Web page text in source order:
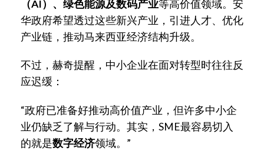
（AI）、绿色能源及数码产业等高价值领域。安
华政府希望透过这些新兴产业，引进人才、优化
产业链，推动马来西亚经济结构升级。
不过，赫奇提醒，中小企业在面对转型时往往反
应迟缓：
“政府已准备好推动高价值产业，但许多中小企
业仍缺乏了解与行动。其实，SME最容易切入
的就是数字经济领域。”